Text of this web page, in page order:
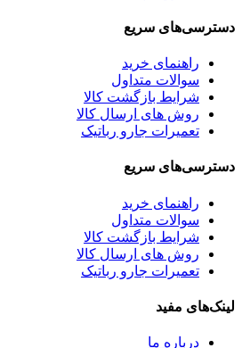
دسترسی‌های سریع
راهنمای خرید
سوالات متداول
شرایط بازگشت کالا
روش های ارسال کالا
تعمیرات جارو رباتیک
دسترسی‌های سریع
راهنمای خرید
سوالات متداول
شرایط بازگشت کالا
روش های ارسال کالا
تعمیرات جارو رباتیک
لینک‌های مفید
درباره ما